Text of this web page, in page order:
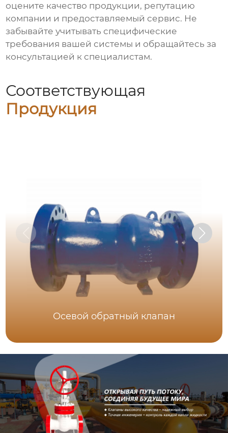
оцените качество продукции, репутацию
компании и предоставляемый сервис. Не
забывайте учитывать специфические
требования вашей системы и обращайтесь за
консультацией к специалистам.
Соответствующая
Продукция
Осевой обратный клапан